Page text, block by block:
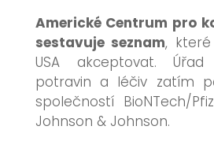
Americké Centrum pro
sestavuje seznam, které
USA akceptovat.
potravin a léčiv zatím
společností BioNTech/
Johnson & Johnson.